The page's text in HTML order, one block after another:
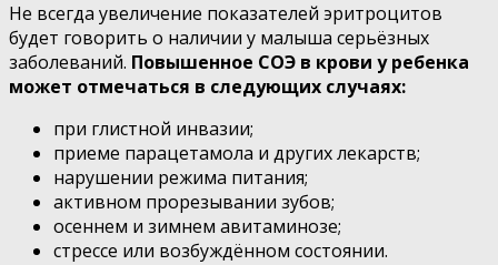
Не всегда увеличение показателей эритроцитов
будет говорить о наличии у малыша серьёзных
заболеваний. Повышенное СОЭ в крови у ребенка
может отмечаться в следующих случаях:
при глистной инвазии;
приеме парацетамола и других лекарств;
нарушении режима питания;
активном прорезывании зубов;
осеннем и зимнем авитаминозе;
стрессе или возбуждённом состоянии.